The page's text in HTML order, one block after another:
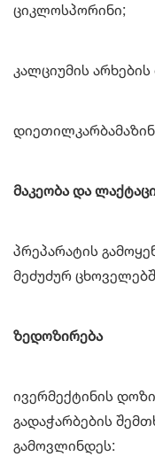
ციკლოსპორინი;
კალციუმის
მაკეობა და
პრეპარატის
მეძუძურ
ზედოზირება
ივერმექტინის
გადაჭარბების
გამოვლინდეს: